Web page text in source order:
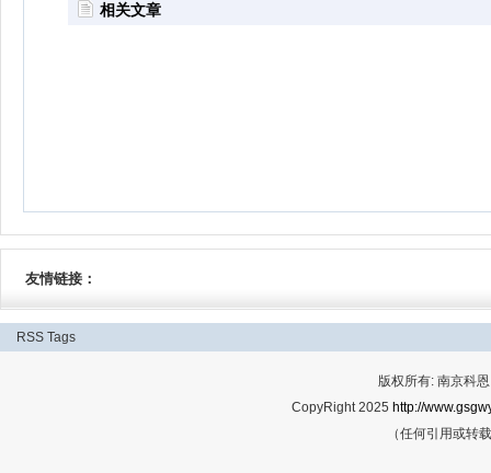
相关文章
友情链接：
RSS Tags
版权所有: 南京科
CopyRight 2025 http://
（任何引用或转